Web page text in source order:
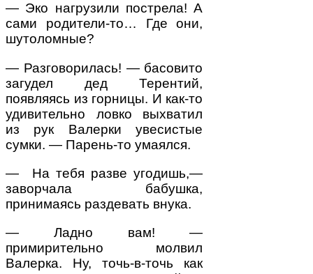
— Эко нагрузили пострела! А
сами родители-то… Где они,
шутоломные?
— Разговорилась! — басовито
загудел дед Терентий,
появляясь из горницы. И как-то
удивительно ловко выхватил
из рук Валерки увесистые
сумки. — Парень-то умаялся.
— На тебя разве угодишь,—
заворчала бабушка,
принимаясь раздевать внука.
— Ладно вам! —
примирительно молвил
Валерка. Ну, точь-в-точь как